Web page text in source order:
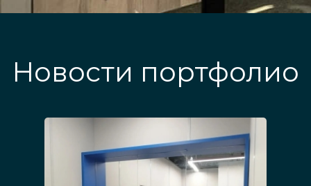
Новости портфолио